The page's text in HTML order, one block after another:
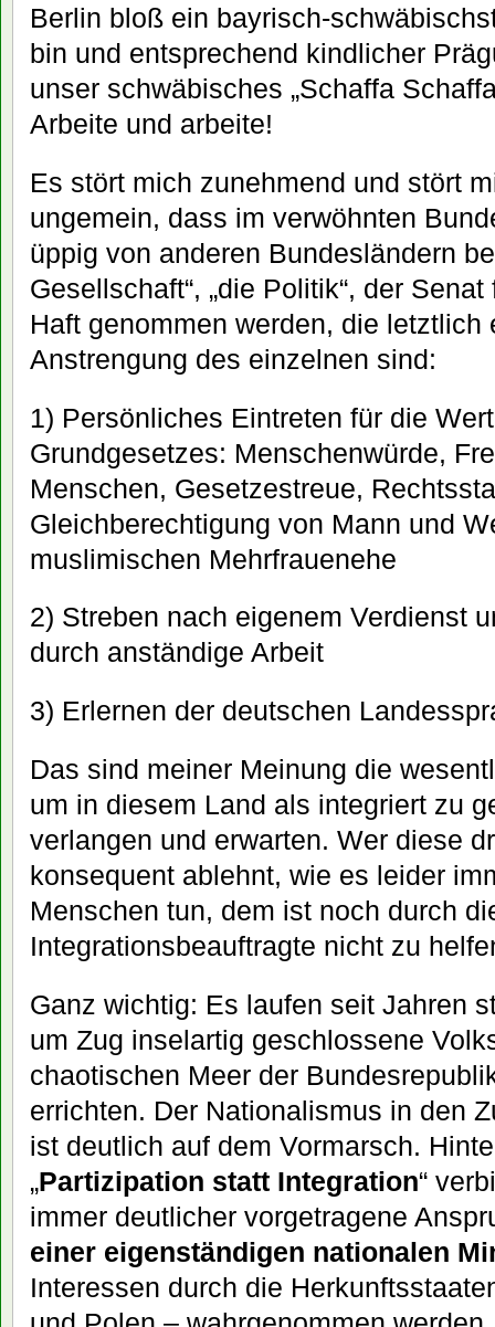
Berlin bloß ein bayrisch-
bin und entsprechend kindlicher
unser schwäbisches „Schaffa
Arbeite und arbeite!
Es stört mich zunehmend und stört
ungemein, dass im verwöhnten
üppig von anderen Bundesländern
Gesellschaft“, „die Politik“, der
Haft genommen werden, die letztlich
Anstrengung des einzelnen sind:
1) Persönliches Eintreten für die
Grundgesetzes: Menschenwürde,
Menschen, Gesetzestreue,
Gleichberechtigung von Mann und
muslimischen Mehrfrauenehe
2) Streben nach eigenem Verdienst
durch anständige Arbeit
3) Erlernen der deutschen
Das sind meiner Meinung die
um in diesem Land als integriert zu
verlangen und erwarten. Wer diese
konsequent ablehnt, wie es leider
Menschen tun, dem ist noch durch
Integrationsbeauftragte nicht zu
Ganz wichtig: Es laufen seit Jahren
um Zug inselartig geschlossene
chaotischen Meer der
errichten. Der Nationalismus in den
ist deutlich auf dem Vormarsch.
„Partizipation statt Integration“
immer deutlicher vorgetragene
einer eigenständigen nationalen
Interessen durch die